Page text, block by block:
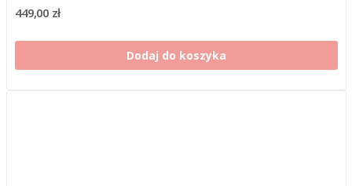
449,00 zł
Dodaj do koszyka